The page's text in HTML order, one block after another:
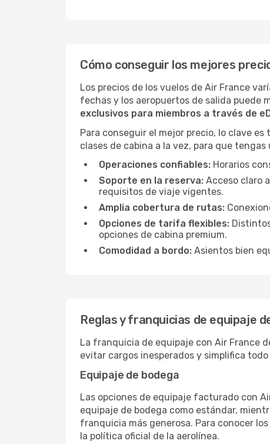
Cómo conseguir los mejores
Los precios de los vuelos de Air France
fechas y los aeropuertos de salida puede
exclusivos para miembros a través de
Para conseguir el mejor precio, lo clave
clases de cabina a la vez, para que
Operaciones confiables: Horarios
Soporte en la reserva: Acceso claro
requisitos de viaje vigentes.
Amplia cobertura de rutas:
Opciones de tarifa flexibles:
opciones de cabina premium.
Comodidad a bordo: Asientos bien
Reglas y franquicias de equipaje
La franquicia de equipaje con Air France
evitar cargos inesperados y simplifica
Equipaje de bodega
Las opciones de equipaje facturado con
equipaje de bodega como estándar,
franquicia más generosa. Para conocer
la política oficial de la aerolínea.